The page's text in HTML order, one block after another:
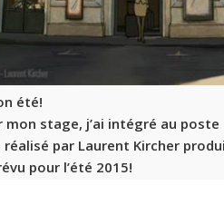
été!
stage, j’ai intégré au poste
réalisé par Laurent Kircher
pour l’été 2015!